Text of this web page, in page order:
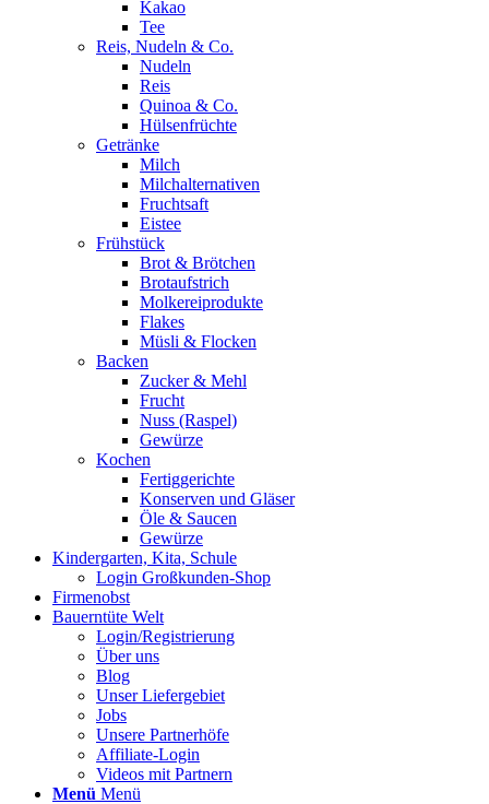
Kakao
Tee
Reis, Nudeln & Co.
Nudeln
Reis
Quinoa & Co.
Hülsenfrüchte
Getränke
Milch
Milchalternativen
Fruchtsaft
Eistee
Frühstück
Brot & Brötchen
Brotaufstrich
Molkereiprodukte
Flakes
Müsli & Flocken
Backen
Zucker & Mehl
Frucht
Nuss (Raspel)
Gewürze
Kochen
Fertiggerichte
Konserven und Gläser
Öle & Saucen
Gewürze
Kindergarten, Kita, Schule
Login Großkunden-Shop
Firmenobst
Bauerntüte Welt
Login/Registrierung
Über uns
Blog
Unser Liefergebiet
Jobs
Unsere Partnerhöfe
Affiliate-Login
Videos mit Partnern
Menü Menü